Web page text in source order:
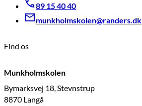
89 15 40 40
munkholmskolen@randers.dk
Find os
Munkholmskolen
Bymarksvej 18, Stevnstrup
8870 Langå